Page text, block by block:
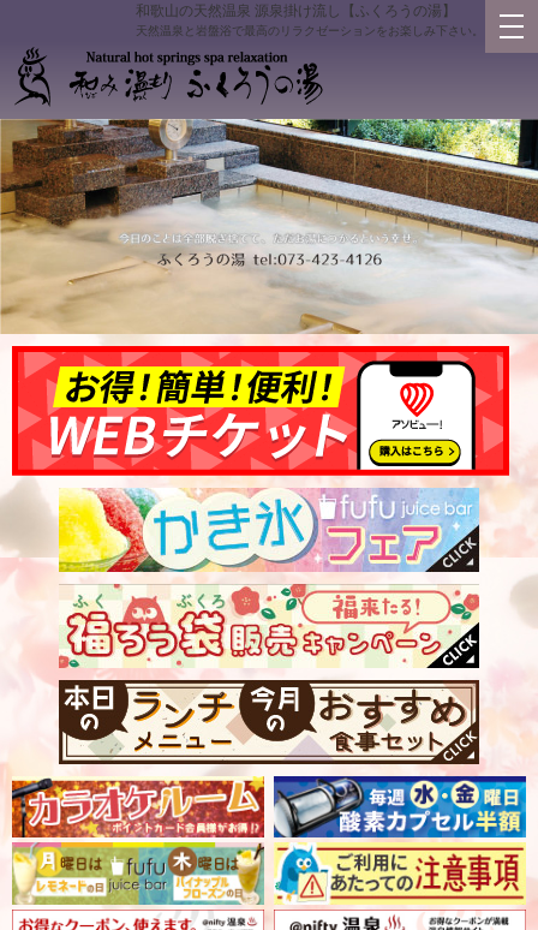
和歌山の天然温泉 源泉掛け流し【ふくろうの湯】
天然温泉と岩盤浴で最高のリラクゼーションをお楽しみ下さい。